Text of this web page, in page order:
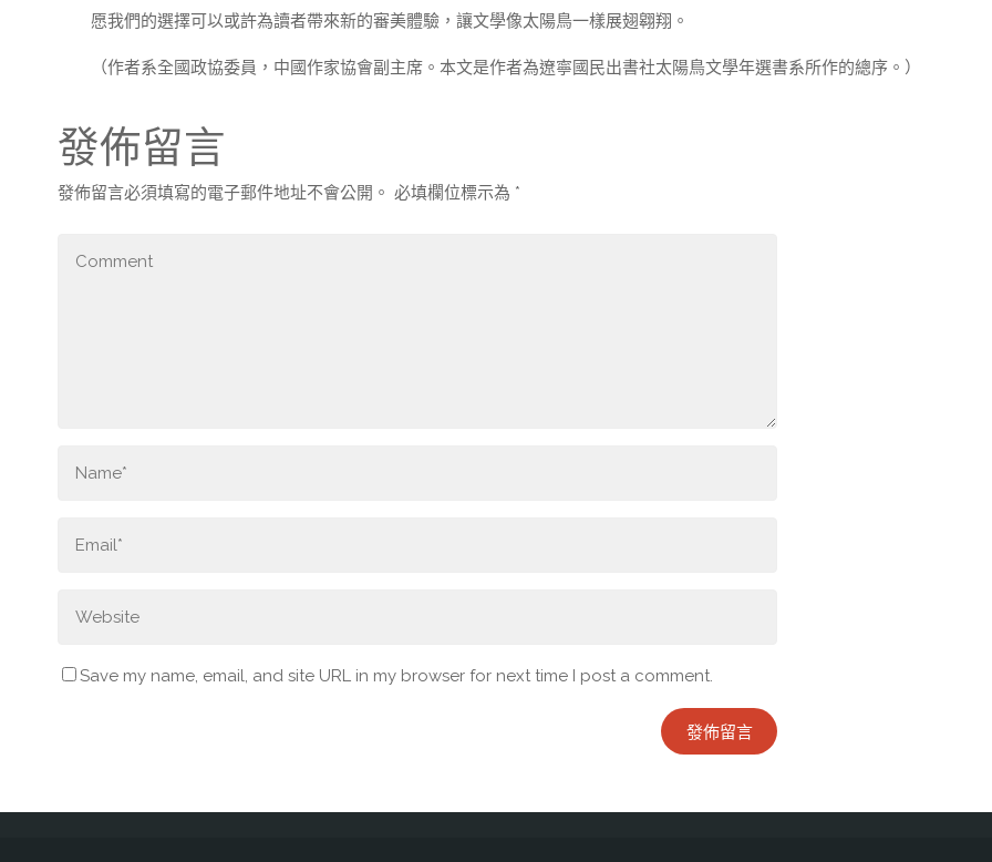
愿我們的選擇可以或許為讀者帶來新的審美體驗，讓文學像太陽鳥一樣展翅翱翔。
（作者系全國政協委員，中國作家協會副主席。本文是作者為遼寧國民出書社太陽鳥文學年選書系所作的總序。）
發佈留言
發佈留言必須填寫的電子郵件地址不會公開。 必填欄位標示為 *
Save my name, email, and site URL in my browser for next time I post a comment.